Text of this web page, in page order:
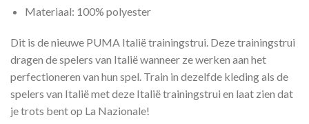
Materiaal: 100% polyester
Dit is de nieuwe PUMA Italië trainingstrui. Deze trainingstrui
dragen de spelers van Italië wanneer ze werken aan het
perfectioneren van hun spel. Train in dezelfde kleding als de
spelers van Italië met deze Italië trainingstrui en laat zien dat
je trots bent op La Nazionale!